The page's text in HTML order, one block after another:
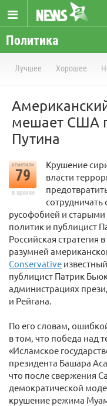
Политика
Лучшее Хорошее
мешает США
Путина
отметили
79
в архиве
Крушение
власти
сотрудничать
русофобией и
политик и публицист
Российская
разумней
Conservative
публицист Патрик
администрациях
и Рейгана.
По его словам,
в том, что победа над
«Исламское
президента Башара
что после свержения
демократической
крушение режима